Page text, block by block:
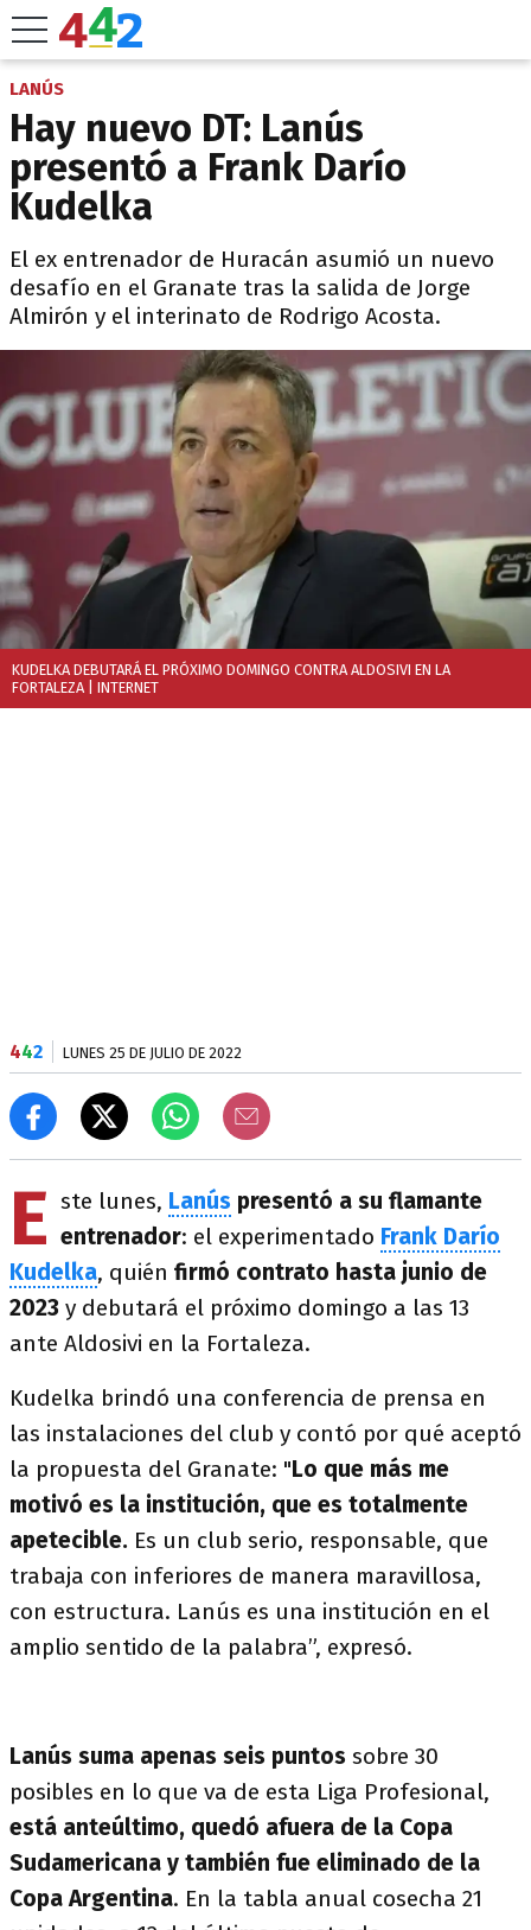
LANÚS
Hay nuevo DT: Lanús
presentó a Frank Darío
Kudelka
El ex entrenador de Huracán asumió un nuevo
desafío en el Granate tras la salida de Jorge
Almirón y el interinato de Rodrigo Acosta.
KUDELKA DEBUTARÁ EL PRÓXIMO DOMINGO CONTRA ALDOSIVI EN LA
FORTALEZA | INTERNET
442 LUNES 25 DE JULIO DE 2022
E ste lunes, Lanús presentó a su flamante
entrenador: el experimentado Frank Darío
Kudelka, quién firmó contrato hasta junio de
2023 y debutará el próximo domingo a las 13
ante Aldosivi en la Fortaleza.
Kudelka brindó una conferencia de prensa en
las instalaciones del club y contó por qué aceptó
la propuesta del Granate: "Lo que más me
motivó es la institución, que es totalmente
apetecible. Es un club serio, responsable, que
trabaja con inferiores de manera maravillosa,
con estructura. Lanús es una institución en el
amplio sentido de la palabra”, expresó.
Lanús suma apenas seis puntos sobre 30
posibles en lo que va de esta Liga Profesional,
está anteúltimo, quedó afuera de la Copa
Sudamericana y también fue eliminado de la
Copa Argentina. En la tabla anual cosecha 21